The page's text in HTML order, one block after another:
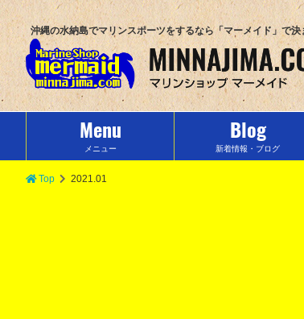
沖縄の水納島でマリンスポーツをするなら「マーメイド」で決
Menu
メニュー
Blog
新着情報・ブログ
Top 2021.01